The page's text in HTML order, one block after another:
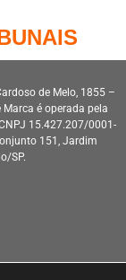
de Melo, 1855 –
é operada pela
15.427.207/0001-
151, Jardim
SP.